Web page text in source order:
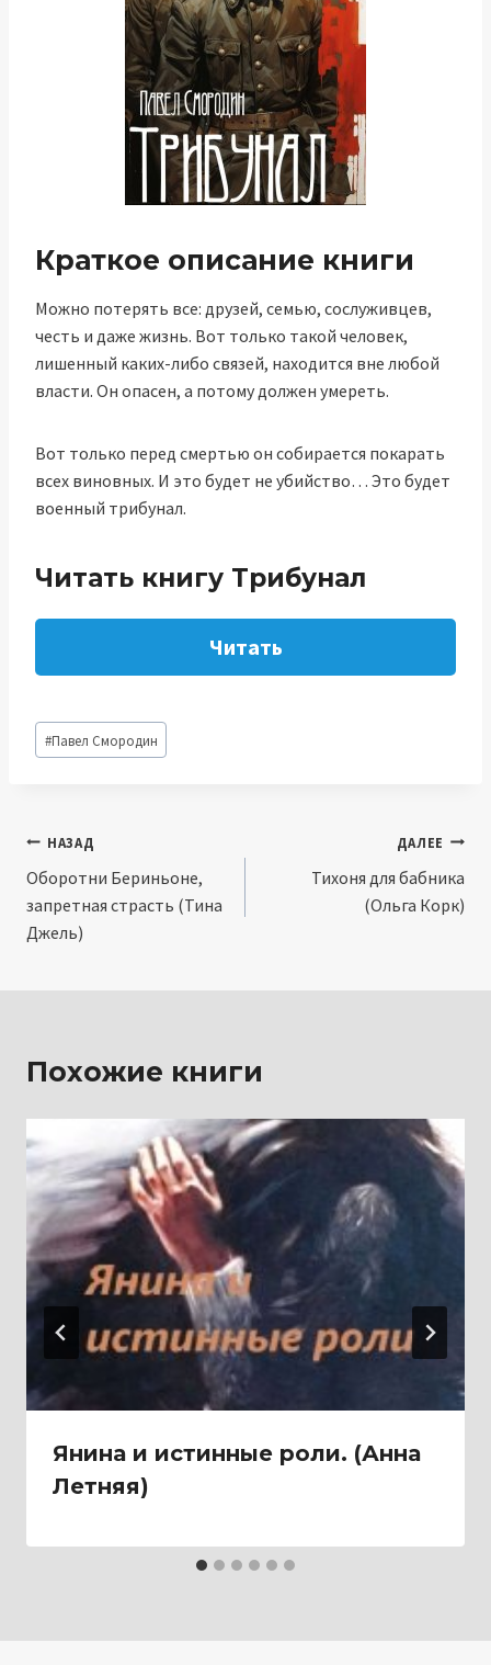
Краткое описание книги
Можно потерять все: друзей, семью, сослуживцев,
честь и даже жизнь. Вот только такой человек,
лишенный каких-либо связей, находится вне любой
власти. Он опасен, а потому должен умереть.
Вот только перед смертью он собирается покарать
всех виновных. И это будет не убийство… Это будет
военный трибунал.
Читать книгу Трибунал
Читать
Метки
записи:
#Павел Смородин
Навигация
по
записям
НАЗАД
Оборотни Бериньоне,
запретная страсть (Тина
Джель)
ДАЛЕЕ
Тихоня для бабника
(Ольга Корк)
Похожие книги
Янина и истинные роли. (Анна
Летняя)